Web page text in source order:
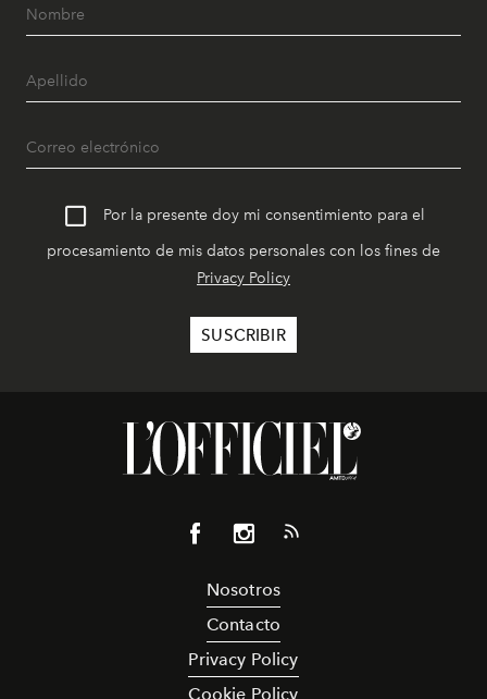
Por la presente doy mi consentimiento para el
procesamiento de mis datos personales con los fines de
Privacy Policy
Nosotros
Contacto
Privacy Policy
Cookie Policy